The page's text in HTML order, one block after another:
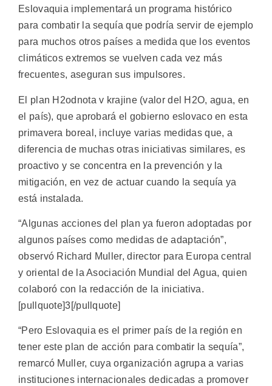
Eslovaquia implementará un programa histórico
para combatir la sequía que podría servir de ejemplo
para muchos otros países a medida que los eventos
climáticos extremos se vuelven cada vez más
frecuentes, aseguran sus impulsores.
El plan H2odnota v krajine (valor del H2O, agua, en
el país), que aprobará el gobierno eslovaco en esta
primavera boreal, incluye varias medidas que, a
diferencia de muchas otras iniciativas similares, es
proactivo y se concentra en la prevención y la
mitigación, en vez de actuar cuando la sequía ya
está instalada.
“Algunas acciones del plan ya fueron adoptadas por
algunos países como medidas de adaptación”,
observó Richard Muller, director para Europa central
y oriental de la Asociación Mundial del Agua, quien
colaboró con la redacción de la iniciativa.
[pullquote]3[/pullquote]
“Pero Eslovaquia es el primer país de la región en
tener este plan de acción para combatir la sequía”,
remarcó Muller, cuya organización agrupa a varias
instituciones internacionales dedicadas a promover